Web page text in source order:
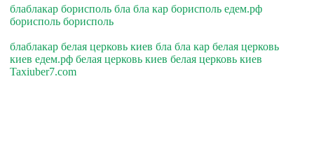
блаблакар борисполь бла бла кар борисполь едем.рф
борисполь борисполь
блаблакар белая церковь киев бла бла кар белая церковь
киев едем.рф белая церковь киев белая церковь киев
Taxiuber7.com